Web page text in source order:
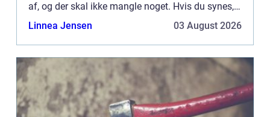
af, og der skal ikke mangle noget. Hvis du synes,
at dit badeværelse trænger til en renovering eller
Linnea Jensen 03 August 2026